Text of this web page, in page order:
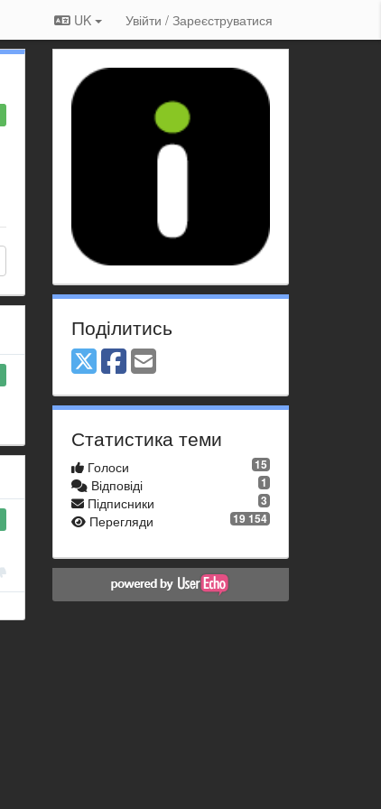
UK Увійти / Зареєструватися
Поділитись
Статистика теми
15
Голоси
1
Відповіді
3
Підписники
19 154
Перегляди